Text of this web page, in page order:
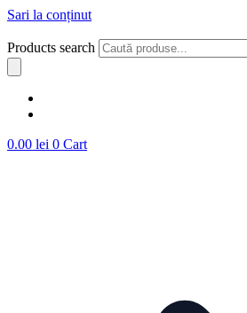
Sari la conținut
Products search
0.00 lei 0 Cart